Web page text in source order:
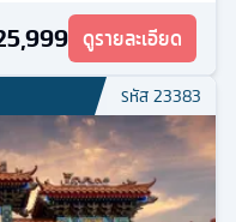
ดูรายละเอียด
รหัส23383